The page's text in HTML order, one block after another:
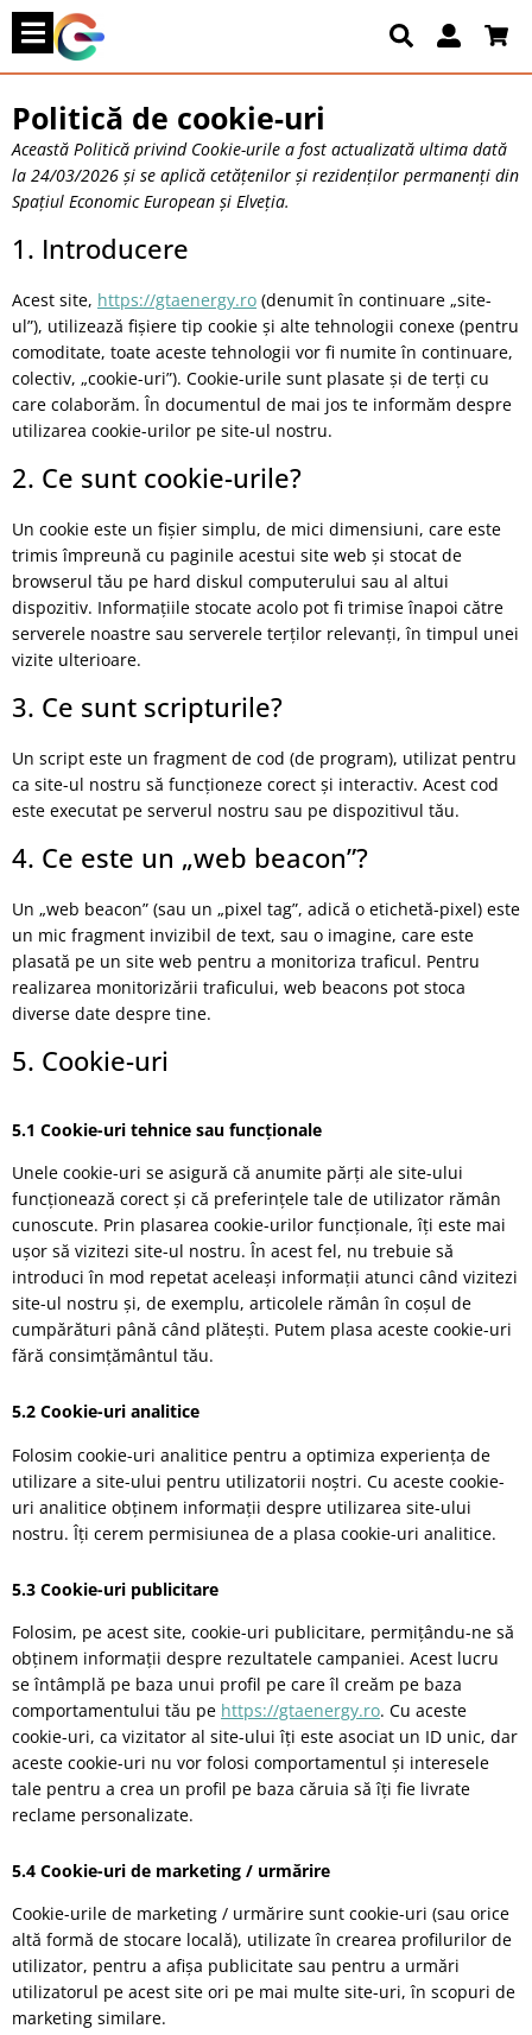
Politică de cookie-uri
Această Politică privind Cookie-urile a fost actualizată ultima dată
la 24/03/2026 și se aplică cetățenilor și rezidenților permanenți din
Spațiul Economic European și Elveția.
1. Introducere
Acest site, https://gtaenergy.ro (denumit în continuare „site-
ul”), utilizează fișiere tip cookie și alte tehnologii conexe (pentru
comoditate, toate aceste tehnologii vor fi numite în continuare,
colectiv, „cookie-uri”). Cookie-urile sunt plasate și de terți cu
care colaborăm. În documentul de mai jos te informăm despre
utilizarea cookie-urilor pe site-ul nostru.
2. Ce sunt cookie-urile?
Un cookie este un fișier simplu, de mici dimensiuni, care este
trimis împreună cu paginile acestui site web și stocat de
browserul tău pe hard diskul computerului sau al altui
dispozitiv. Informațiile stocate acolo pot fi trimise înapoi către
serverele noastre sau serverele terților relevanți, în timpul unei
vizite ulterioare.
3. Ce sunt scripturile?
Un script este un fragment de cod (de program), utilizat pentru
ca site-ul nostru să funcționeze corect și interactiv. Acest cod
este executat pe serverul nostru sau pe dispozitivul tău.
4. Ce este un „web beacon”?
Un „web beacon” (sau un „pixel tag”, adică o etichetă-pixel) este
un mic fragment invizibil de text, sau o imagine, care este
plasată pe un site web pentru a monitoriza traficul. Pentru
realizarea monitorizării traficului, web beacons pot stoca
diverse date despre tine.
5. Cookie-uri
5.1 Cookie-uri tehnice sau funcționale
Unele cookie-uri se asigură că anumite părți ale site-ului
funcționează corect și că preferințele tale de utilizator rămân
cunoscute. Prin plasarea cookie-urilor funcționale, îți este mai
ușor să vizitezi site-ul nostru. În acest fel, nu trebuie să
introduci în mod repetat aceleași informații atunci când vizitezi
site-ul nostru și, de exemplu, articolele rămân în coșul de
cumpărături până când plătești. Putem plasa aceste cookie-uri
fără consimțământul tău.
5.2 Cookie-uri analitice
Folosim cookie-uri analitice pentru a optimiza experiența de
utilizare a site-ului pentru utilizatorii noștri. Cu aceste cookie-
uri analitice obținem informații despre utilizarea site-ului
nostru. Îți cerem permisiunea de a plasa cookie-uri analitice.
5.3 Cookie-uri publicitare
Folosim, pe acest site, cookie-uri publicitare, permițându-ne să
obținem informații despre rezultatele campaniei. Acest lucru
se întâmplă pe baza unui profil pe care îl creăm pe baza
comportamentului tău pe https://gtaenergy.ro. Cu aceste
cookie-uri, ca vizitator al site-ului îți este asociat un ID unic, dar
aceste cookie-uri nu vor folosi comportamentul și interesele
tale pentru a crea un profil pe baza căruia să îți fie livrate
reclame personalizate.
5.4 Cookie-uri de marketing / urmărire
Cookie-urile de marketing / urmărire sunt cookie-uri (sau orice
altă formă de stocare locală), utilizate în crearea profilurilor de
utilizator, pentru a afișa publicitate sau pentru a urmări
utilizatorul pe acest site ori pe mai multe site-uri, în scopuri de
marketing similare.